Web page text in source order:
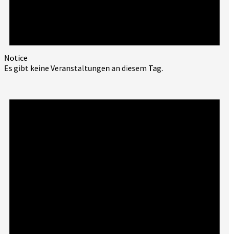
Notice
Es gibt keine Veranstaltungen an diesem Tag.